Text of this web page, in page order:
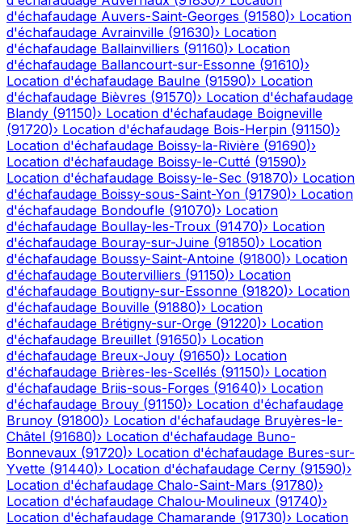
d'échafaudage Auvers-Saint-Georges (91580)› Location
d'échafaudage Avrainville (91630)› Location
d'échafaudage Ballainvilliers (91160)› Location
d'échafaudage Ballancourt-sur-Essonne (91610)›
Location d'échafaudage Baulne (91590)› Location
d'échafaudage Bièvres (91570)› Location d'échafaudage
Blandy (91150)› Location d'échafaudage Boigneville
(91720)› Location d'échafaudage Bois-Herpin (91150)›
Location d'échafaudage Boissy-la-Rivière (91690)›
Location d'échafaudage Boissy-le-Cutté (91590)›
Location d'échafaudage Boissy-le-Sec (91870)› Location
d'échafaudage Boissy-sous-Saint-Yon (91790)› Location
d'échafaudage Bondoufle (91070)› Location
d'échafaudage Boullay-les-Troux (91470)› Location
d'échafaudage Bouray-sur-Juine (91850)› Location
d'échafaudage Boussy-Saint-Antoine (91800)› Location
d'échafaudage Boutervilliers (91150)› Location
d'échafaudage Boutigny-sur-Essonne (91820)› Location
d'échafaudage Bouville (91880)› Location
d'échafaudage Brétigny-sur-Orge (91220)› Location
d'échafaudage Breuillet (91650)› Location
d'échafaudage Breux-Jouy (91650)› Location
d'échafaudage Brières-les-Scellés (91150)› Location
d'échafaudage Briis-sous-Forges (91640)› Location
d'échafaudage Brouy (91150)› Location d'échafaudage
Brunoy (91800)› Location d'échafaudage Bruyères-le-
Châtel (91680)› Location d'échafaudage Buno-
Bonnevaux (91720)› Location d'échafaudage Bures-sur-
Yvette (91440)› Location d'échafaudage Cerny (91590)›
Location d'échafaudage Chalo-Saint-Mars (91780)›
Location d'échafaudage Chalou-Moulineux (91740)›
Location d'échafaudage Chamarande (91730)› Location